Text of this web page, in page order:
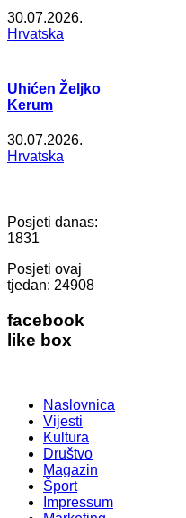
30.07.2026.
Hrvatska
Uhićen Željko
Kerum
30.07.2026.
Hrvatska
Posjeti danas:
1831
Posjeti ovaj
tjedan: 24908
facebook
like box
Naslovnica
Vijesti
Kultura
Društvo
Magazin
Šport
Impressum